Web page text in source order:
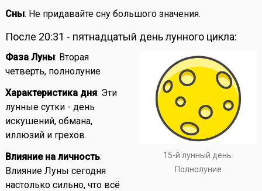
Сны: Не придавайте сну большого значения.
После 20:31 - пятнадцатый день лунного цикла:
15-й лунный день.
Полнолуние
Фаза Луны: Вторая
четверть, полнолуние
Характеристика дня: Эти
лунные сутки - день
искушений, обмана,
иллюзий и грехов.
Влияние на личность:
Влияние Луны сегодня
настолько сильно, что всё